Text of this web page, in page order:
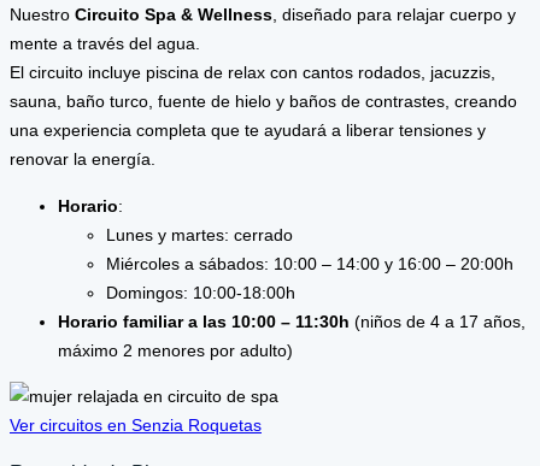
Nuestro Circuito Spa & Wellness, diseñado para relajar cuerpo y
mente a través del agua.
El circuito incluye piscina de relax con cantos rodados, jacuzzis,
sauna, baño turco, fuente de hielo y baños de contrastes, creando
una experiencia completa que te ayudará a liberar tensiones y
renovar la energía.
Horario:
Lunes y martes: cerrado
Miércoles a sábados: 10:00 – 14:00 y 16:00 – 20:00h
Domingos: 10:00-18:00h
Horario familiar a las 10:00 – 11:30h (niños de 4 a 17 años,
máximo 2 menores por adulto)
Ver circuitos en Senzia Roquetas